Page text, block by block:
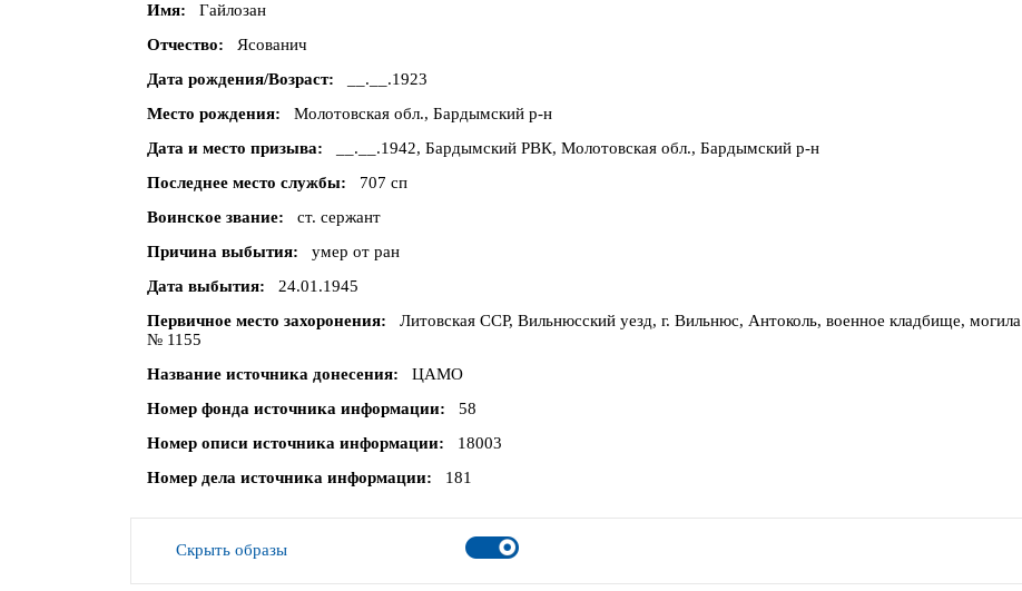
Имя
Гайлозан
Отчество
Ясованич
Дата рождения/Возраст
__.__.1923
Место рождения
Молотовская обл., Бардымский р-н
Дата и место призыва
__.__.1942, Бардымский РВК, Молотовская обл., Бардымский р-н
Последнее место службы
707 сп
Воинское звание
ст. сержант
Причина выбытия
умер от ран
Дата выбытия
24.01.1945
Первичное место захоронения
Литовская ССР, Вильнюсский уезд, г. Вильнюс, Антоколь, военное кладбище, могила
№ 1155
Название источника донесения
ЦАМО
Номер фонда источника информации
58
Номер описи источника информации
18003
Номер дела источника информации
181
Скрыть образы